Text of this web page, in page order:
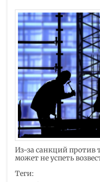
Из-за санкций против
может не успеть
Теги: